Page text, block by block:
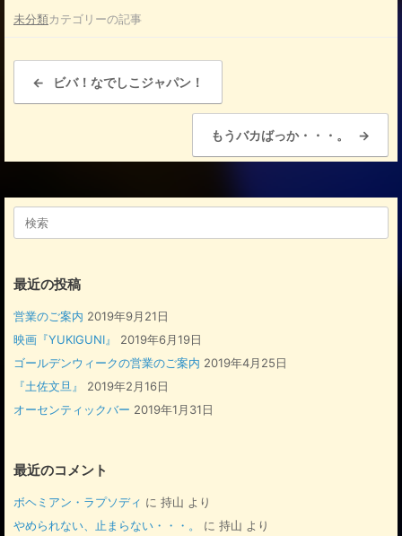
c
e
b
未分類カテゴリーの記事
投稿ナビゲーション
← ビバ！なでしこジャパン！
もうバカばっか・・・。 →
検
最近の投稿
営業のご案内 2019年9月21日
映画『YUKIGUNI』
2019年6月19日
ゴールデンウィークの営業のご案内 2019年4月25日
『土佐文旦』
2019年2月16日
オーセンティックバー 2019年1月31日
最近のコメント
ボヘミアン・ラプソディ に 持山 より
やめられない、止まらない・・・。
に 持山 より